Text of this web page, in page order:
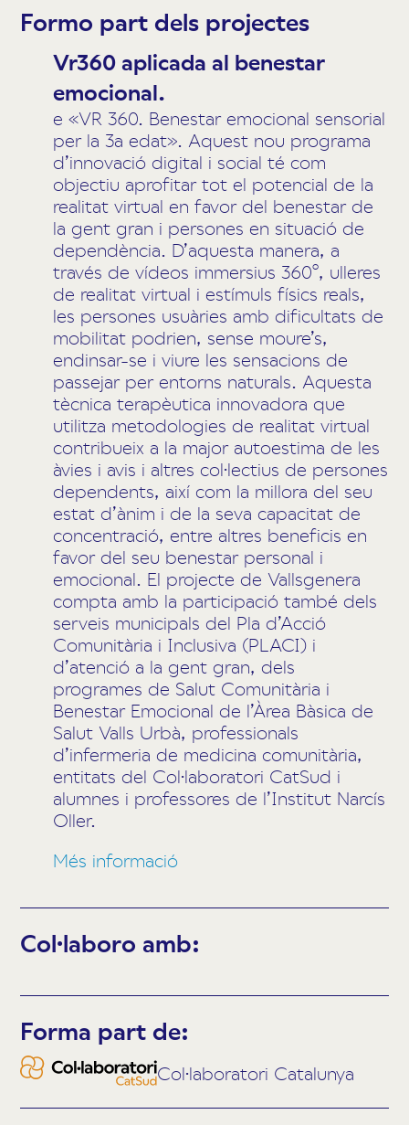
Formo part dels projectes
Vr360 aplicada al benestar
emocional.
e «VR 360. Benestar emocional sensorial
per la 3a edat». Aquest nou programa
d’innovació digital i social té com
objectiu aprofitar tot el potencial de la
realitat virtual en favor del benestar de
la gent gran i persones en situació de
dependència. D’aquesta manera, a
través de vídeos immersius 360º, ulleres
de realitat virtual i estímuls físics reals,
les persones usuàries amb dificultats de
mobilitat podrien, sense moure’s,
endinsar-se i viure les sensacions de
passejar per entorns naturals. Aquesta
tècnica terapèutica innovadora que
utilitza metodologies de realitat virtual
contribueix a la major autoestima de les
àvies i avis i altres col·lectius de persones
dependents, així com la millora del seu
estat d’ànim i de la seva capacitat de
concentració, entre altres beneficis en
favor del seu benestar personal i
emocional. El projecte de Vallsgenera
compta amb la participació també dels
serveis municipals del Pla d’Acció
Comunitària i Inclusiva (PLACI) i
d’atenció a la gent gran, dels
programes de Salut Comunitària i
Benestar Emocional de l’Àrea Bàsica de
Salut Valls Urbà, professionals
d’infermeria de medicina comunitària,
entitats del Col·laboratori CatSud i
alumnes i professores de l’Institut Narcís
Oller.
Més informació
Col·laboro amb:
Forma part de:
Col·laboratori Catalunya